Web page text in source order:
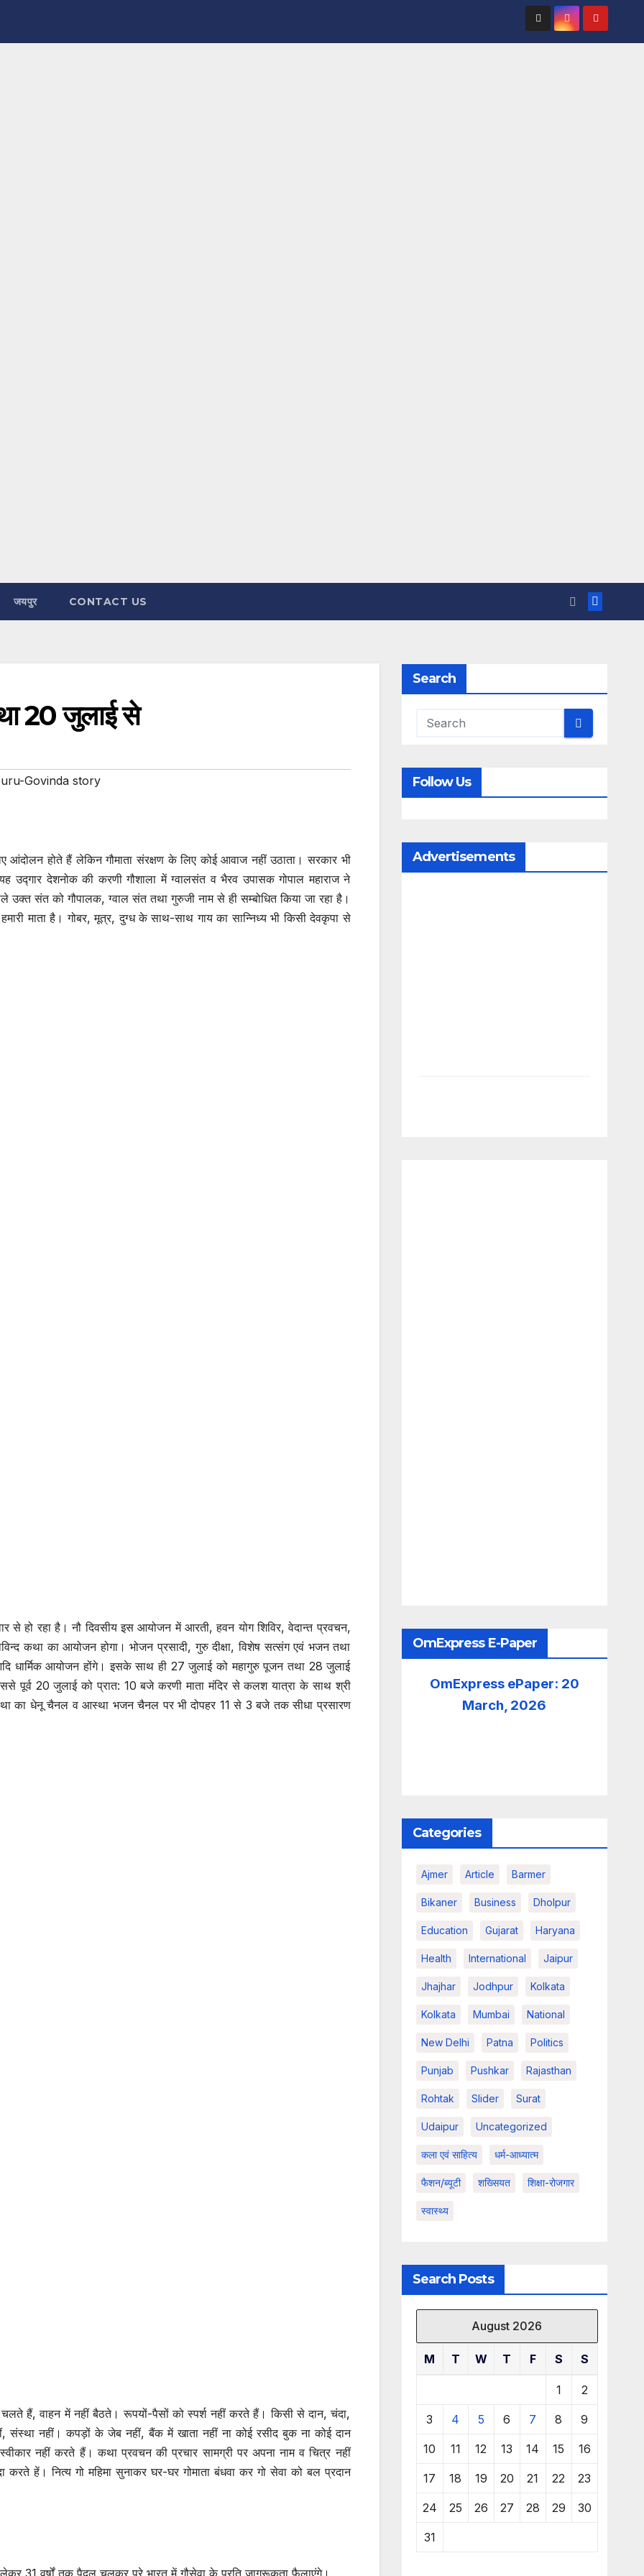
जयपुर CONTACT US
20 जुलाई से
Govinda story
आंदोलन होते हैं लेकिन गौमाता संरक्षण के लिए कोई आवाज नहीं उठाता। सरकार भी
उद्गार देशनोक की करणी गौशाला में ग्वालसंत व भैरव उपासक गोपाल महाराज ने
उक्त संत को गौपालक, ग्वाल संत तथा गुरुजी नाम से ही सम्बोधित किया जा रहा है।
माता है। गोबर, मूत्र, दुग्ध के साथ-साथ गाय का सान्निध्य भी किसी देवकृपा से
से हो रहा है। नौ दिवसीय इस आयोजन में आरती, हवन योग शिविर, वेदान्त प्रवचन,
कथा का आयोजन होगा। भोजन प्रसादी, गुरु दीक्षा, विशेष सत्संग एवं भजन तथा
आदि धार्मिक आयोजन होंगे। इसके साथ ही 27 जुलाई को महागुरु पूजन तथा 28 जुलाई
पूर्व 20 जुलाई को प्रात: 10 बजे करणी माता मंदिर से कलश यात्रा के साथ श्री
का धेनू चैनल व आस्था भजन चैनल पर भी दोपहर 11 से 3 बजे तक सीधा प्रसारण
हैं, वाहन में नहीं बैठते। रूपयों-पैसों को स्पर्श नहीं करते हैं। किसी से दान, चंदा,
संस्था नहीं। कपड़ों के जेब नहीं, बैंक में खाता नहीं ना कोई रसीद बुक ना कोई दान
स्वीकार नहीं करते हैं। कथा प्रवचन की प्रचार सामग्री पर अपना नाम व चित्र नहीं
हें। नित्य गो महिमा सुनाकर घर-घर गोमाता बंधवा कर गो सेवा को बल प्रदान
Search
Follow Us
Advertisements
OmExpress E-Paper
OmExpress ePaper: 20
March, 2026
Categories
Ajmer Article Barmer
Bikaner Business Dholpur
Education Gujarat Haryana
Health International Jaipur
Jhajhar Jodhpur Kolkata
Kolkata Mumbai National
New Delhi Patna Politics
Punjab Pushkar Rajasthan
Rohtak Slider Surat
Udaipur Uncategorized
कला एवं साहित्य धर्म-आध्यात्म
फैशन/ब्यूटी शख्सियत शिक्षा-रोजगार
स्वास्थ्य
Search Posts
August 2026
M T W T F S S
1 2
3 4 5 6 7 8 9
10 11 12 13 14 15 16
17 18 19 20 21 22 23
24 25 26 27 28 29 30
31